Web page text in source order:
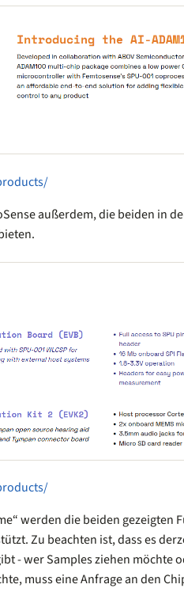
außerdem, die beiden in
werden die beiden gezeigten
Zu beachten ist, dass es
- wer Samples ziehen möchte
muss eine Anfrage an den